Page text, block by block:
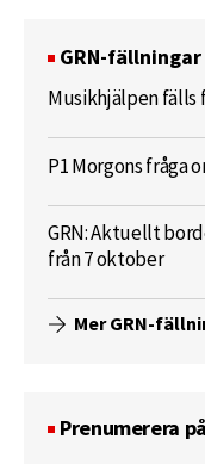
GRN-fällningar
Musikhjälpen
P1 Morgons fråga
GRN: Aktuellt
från 7 oktober
Mer GRN-
Prenumerera